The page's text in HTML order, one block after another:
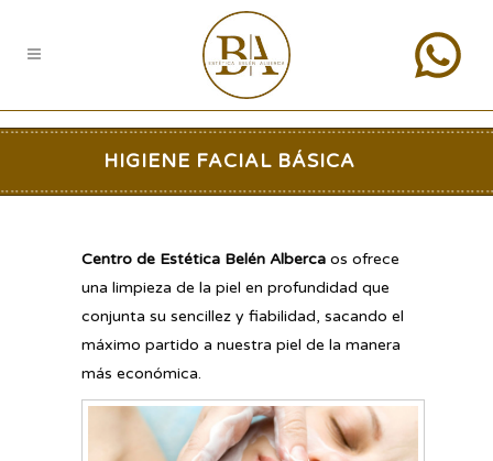
HIGIENE FACIAL BÁSICA
Centro de Estética Belén Alberca os ofrece
una limpieza de la piel en profundidad que
conjunta su sencillez y fiabilidad, sacando el
máximo partido a nuestra piel de la manera
más económica.